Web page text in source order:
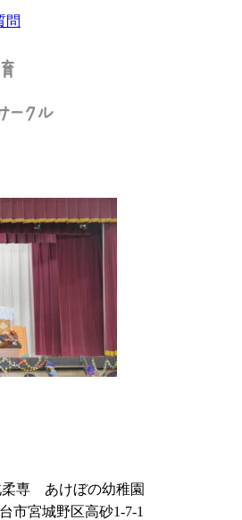
問
柔専 あけぼの幼稚園
市宮城野区高砂1-7-1